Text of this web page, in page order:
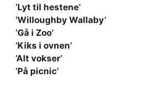
‘Lyt til hestene’
‘Willoughby Wallaby’
‘Gå i Zoo’
‘Kiks i ovnen’
‘Alt vokser’
‘På picnic’